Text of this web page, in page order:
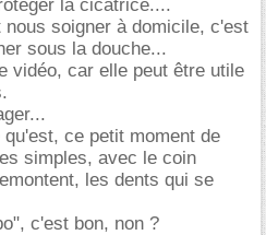
la cicatrice....
soigner à domicile, c'est
sous la douche...
vidéo, car elle peut être utile
ce petit moment de
simples, avec le coin
les dents qui se
c'est bon, non ?